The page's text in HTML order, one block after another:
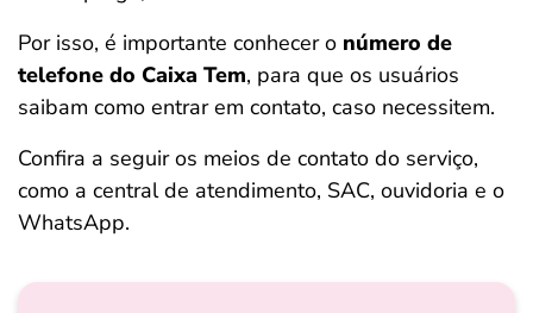
Por isso, é importante conhecer o número de
telefone do Caixa Tem, para que os usuários
saibam como entrar em contato, caso necessitem.
Confira a seguir os meios de contato do serviço,
como a central de atendimento, SAC, ouvidoria e o
WhatsApp.